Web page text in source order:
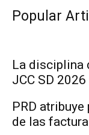
Popular
La disciplina
JCC SD 2026
PRD
de las